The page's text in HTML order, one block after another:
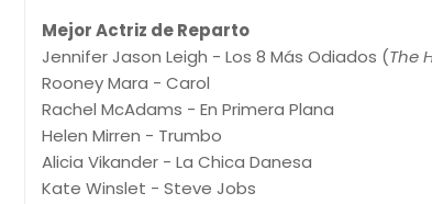
Mejor Actriz de Reparto
Jennifer Jason Leigh - Los 8 Más Odiados (The
Rooney Mara - Carol
Rachel McAdams - En Primera Plana
Helen Mirren - Trumbo
Alicia Vikander - La Chica Danesa
Kate Winslet - Steve Jobs